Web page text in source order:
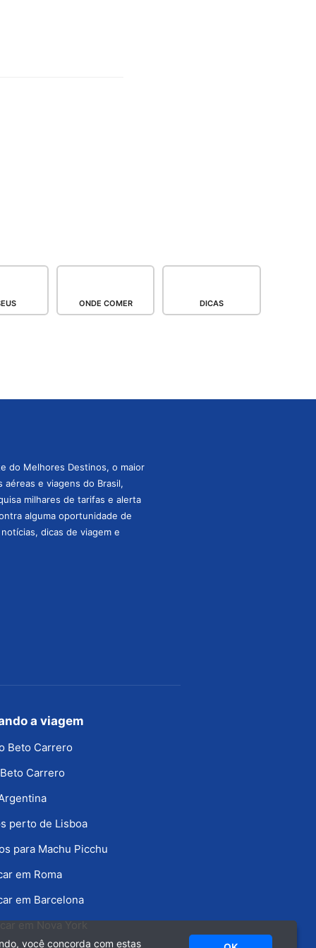
ONDE COMER DICAS
do Melhores Destinos, o maior
e viagens do Brasil,
milhares de tarifas e alerta
alguma oportunidade de
dicas de viagem e
a viagem
Beto Carrero
Carrero
perto de Lisboa
para Machu Picchu
em Roma
em Barcelona
em Nova York
você concorda com estas